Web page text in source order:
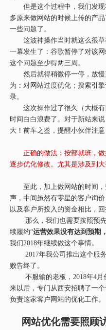
但是这个过程中，我们发现
多原来做网站的时候上传的产
一些问题了。
这波神操作当时就这么很草
一幕发生了：谷歌暂停了对该
这个问题至少得两三周。
然后就得稍微停一停，放慢
为：对网站过度优化；搜索引
录。
这次操作过了很久（大概有
时间白白浪费了。对于新站来
大！前车之鉴，提醒小伙伴注意
正确的做法：按部就班，
逐步优化修改。尤其是涉及到
至此，加上做网站的时间，
声，中间虽然有零星的客户询
以及客户所投入的资金相比，回
那么，我们也需要按照预先
续履约“运营效果没有达到预期
我们2018年继续做这个事情。
2017年我公司推出这个服务
败告终了。
不服输的老板，2018年4月
来以后，专门从西安招聘了一
负责这家客户网站的优化工作。
网站优化需要照顾